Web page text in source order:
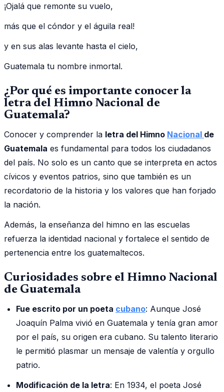
¡Ojalá que remonte su vuelo,
más que el cóndor y el águila real!
y en sus alas levante hasta el cielo,
Guatemala tu nombre inmortal.
¿Por qué es importante conocer la
letra del Himno Nacional de
Guatemala?
Conocer y comprender la letra del Himno Nacional de
Guatemala es fundamental para todos los ciudadanos
del país. No solo es un canto que se interpreta en actos
cívicos y eventos patrios, sino que también es un
recordatorio de la historia y los valores que han forjado
la nación.
Además, la enseñanza del himno en las escuelas
refuerza la identidad nacional y fortalece el sentido de
pertenencia entre los guatemaltecos.
Curiosidades sobre el Himno Nacional
de Guatemala
Fue escrito por un poeta cubano: Aunque José
Joaquín Palma vivió en Guatemala y tenía gran amor
por el país, su origen era cubano. Su talento literario
le permitió plasmar un mensaje de valentía y orgullo
patrio.
Modificación de la letra: En 1934, el poeta José